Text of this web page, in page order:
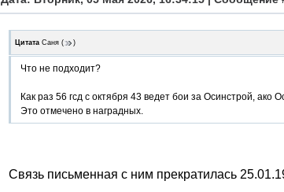
Цитата Саня ( )
Что не подходит?
Как раз 56 гсд с октября 43 ведет бои за Осинстрой, ако
Это отмечено в наградных.
Связь письменная с ним прекратилась